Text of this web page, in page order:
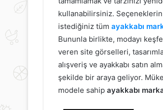
kullanabilirsiniz.
istediğiniz tüm ayakkabı
Bununla birlikte, modayı
veren site görselleri,
alışveriş ve ayakkabı satın
şekilde bir araya geliyor.
modele sahip ayakkabı